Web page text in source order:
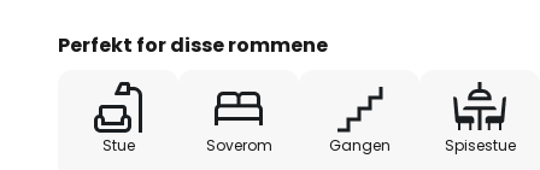
- Minste installasjonshøyde: 2,3 m
- Standby-effekt: 0,5 W
Perfekt for disse rommene
Stue Soverom Gangen Spisestue